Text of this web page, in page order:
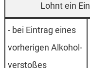
- bei Eintrag eines
vorherigen Alkohol­
verstoß­es